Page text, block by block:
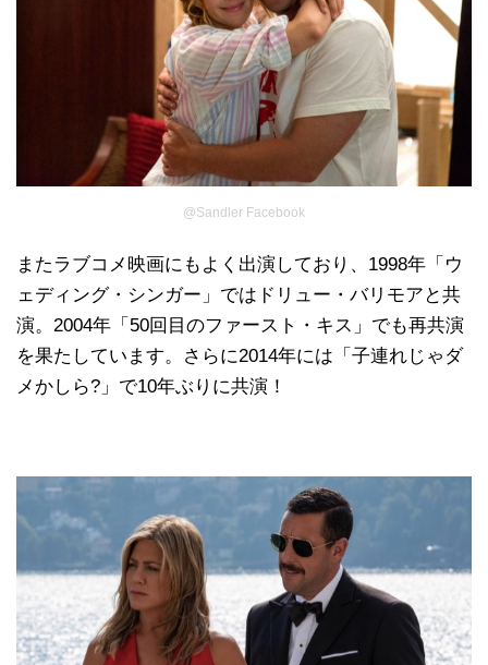
@Sandler Facebook
またラブコメ映画にもよく出演しており、1998年「ウ
ェディング・シンガー」ではドリュー・バリモアと共
演。2004年「50回目のファースト・キス」でも再共演
を果たしています。さらに2014年には「子連れじゃダ
メかしら?」で10年ぶりに共演！